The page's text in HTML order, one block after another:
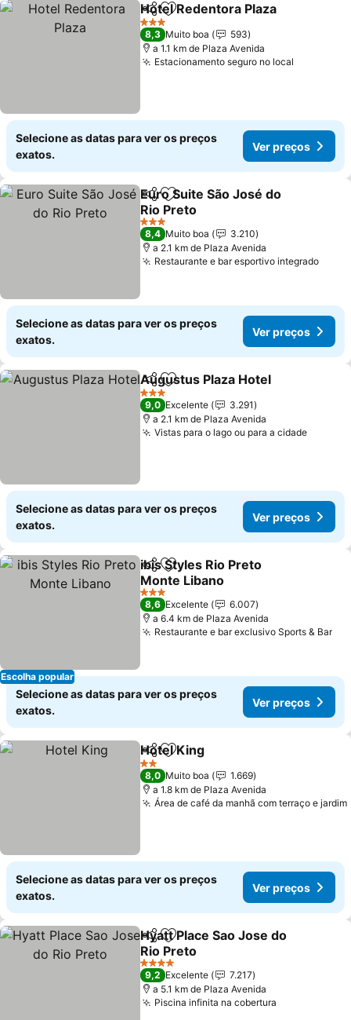
PartilharAdicionar aos favoritos
Hotel Redentora Plaza
3 Estrelas
8,3 Muito boa
593
a 1.1 km de Plaza Avenida
Estacionamento seguro no local
Selecione as datas para ver os preços
exatos.
Ver preços
PartilharAdicionar aos favoritos
Euro Suite São José do
Rio Preto
3 Estrelas
8,4 Muito boa
3.210
a 2.1 km de Plaza Avenida
Restaurante e bar esportivo integrado
Selecione as datas para ver os preços
exatos.
Ver preços
PartilharAdicionar aos favoritos
Augustus Plaza Hotel
3 Estrelas
9,0 Excelente
3.291
a 2.1 km de Plaza Avenida
Vistas para o lago ou para a cidade
Selecione as datas para ver os preços
exatos.
Ver preços
Escolha popular
PartilharAdicionar aos favoritos
ibis Styles Rio Preto
Monte Libano
3 Estrelas
8,6 Excelente
6.007
a 6.4 km de Plaza Avenida
Restaurante e bar exclusivo Sports & Bar
Selecione as datas para ver os preços
exatos.
Ver preços
PartilharAdicionar aos favoritos
Hotel King
2 Estrelas
8,0 Muito boa
1.669
a 1.8 km de Plaza Avenida
Área de café da manhã com terraço e jardim
Selecione as datas para ver os preços
exatos.
Ver preços
PartilharAdicionar aos favoritos
Hyatt Place Sao Jose do
Rio Preto
4 Estrelas
9,2 Excelente
7.217
a 5.1 km de Plaza Avenida
Piscina infinita na cobertura